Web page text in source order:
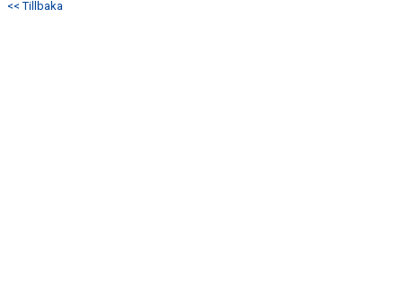
<< Tillbaka